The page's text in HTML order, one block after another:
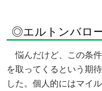
◎エルトンバロ
悩んだけど、この条
を取ってくるという期
した。個人的にはマイ